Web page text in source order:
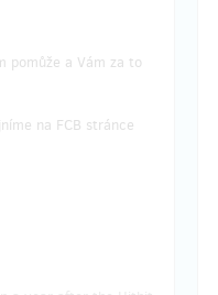
pomůže a Vám za to
na FCB stránce